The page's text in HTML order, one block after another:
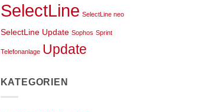
SelectLine SelectLine neo
SelectLine Update Sophos Sprint
Telefonanlage Update
KATEGORIEN